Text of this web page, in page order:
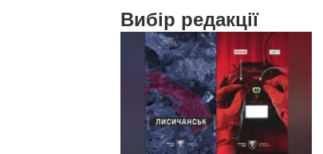
Вибір редакції